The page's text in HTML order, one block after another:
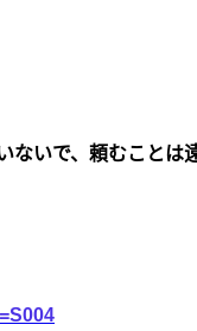
ないで、頼むこと